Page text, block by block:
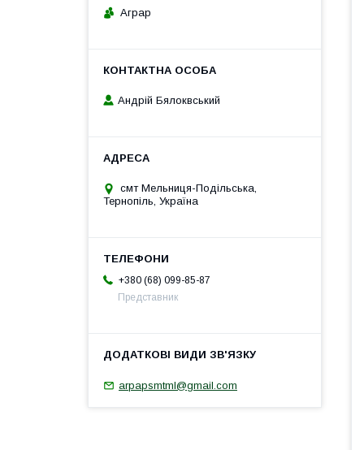
Аграр
Андрій Бялоквський
смт Мельниця-Подільська,
Тернопіль, Україна
+380 (68) 099-85-87
Представник
arpapsmtml@gmail.com